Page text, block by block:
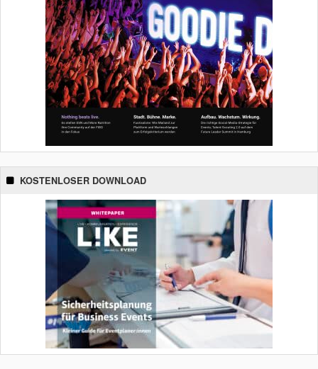
KOSTENLOSER DOWNLOAD